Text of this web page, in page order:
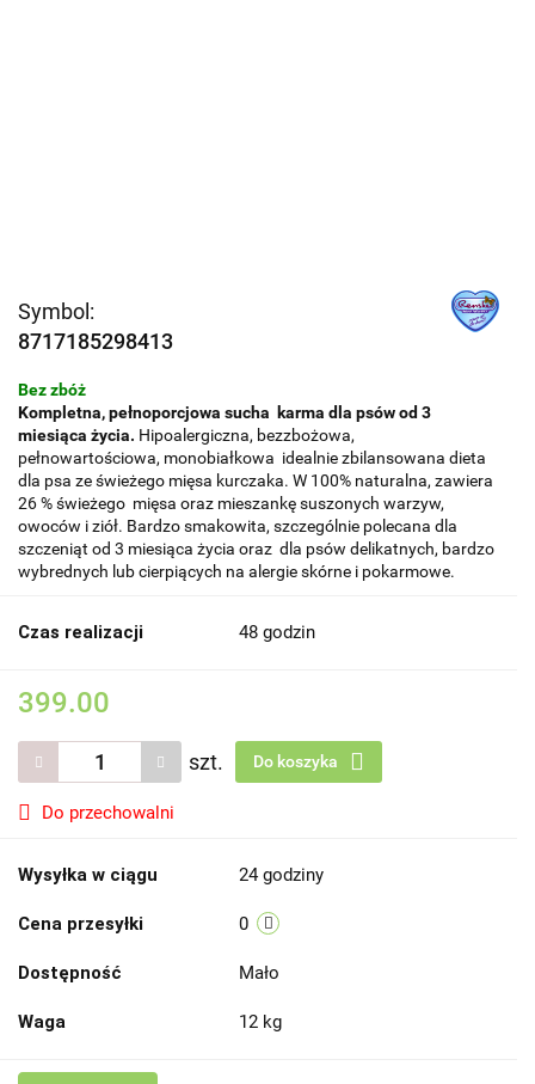
Symbol:
8717185298413
Bez zbóż
Kompletna, pełnoporcjowa sucha karma dla psów od 3
miesiąca życia. Hipoalergiczna, bezzbożowa,
pełnowartościowa, monobiałkowa idealnie zbilansowana dieta
dla psa ze świeżego mięsa kurczaka. W 100% naturalna, zawiera
26 % świeżego mięsa oraz mieszankę suszonych warzyw,
owoców i ziół. Bardzo smakowita, szczególnie polecana dla
szczeniąt od 3 miesiąca życia oraz dla psów delikatnych, bardzo
wybrednych lub cierpiących na alergie skórne i pokarmowe.
Czas realizacji 48 godzin
399.00
szt. Do koszyka
Do przechowalni
Wysyłka w ciągu 24 godziny
Cena przesyłki 0
Dostępność Mało
Waga 12 kg